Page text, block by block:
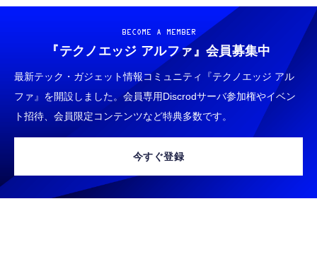
BECOME A MEMBER
『テクノエッジ アルファ』 会員募集中
最新テック・ガジェット情報コミュニティ『テクノエッジ アル
ファ』を開設しました。会員専用Discrodサーバ参加権やイベン
ト招待、会員限定コンテンツなど特典多数です。
今すぐ登録